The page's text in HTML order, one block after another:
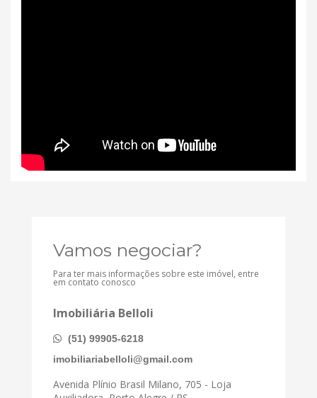
Vamos negociar?
Para ter mais informações sobre este imóvel, entre
em contato conosco
Imobiliária Belloli
(51) 99905-6218
imobiliariabelloli@gmail.com
Avenida Plínio Brasil Milano, 705 - Loja